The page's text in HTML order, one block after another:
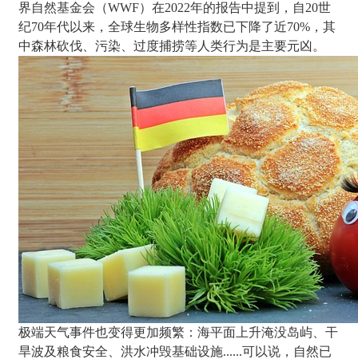
界自然基金会（WWF）在2022年的报告中提到，自20世
纪70年代以来，全球生物多样性指数已下降了近70%，其
中森林砍伐、污染、过度捕捞等人类行为是主要元凶。
极端天气事件也变得更加频繁：海平面上升淹没岛屿、干
旱波及粮食安全、洪水冲毁基础设施......可以说，自然已